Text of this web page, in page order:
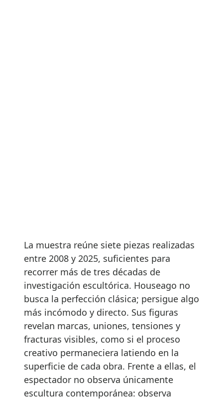
La muestra reúne siete piezas realizadas
entre 2008 y 2025, suficientes para
recorrer más de tres décadas de
investigación escultórica. Houseago no
busca la perfección clásica; persigue algo
más incómodo y directo. Sus figuras
revelan marcas, uniones, tensiones y
fracturas visibles, como si el proceso
creativo permaneciera latiendo en la
superficie de cada obra. Frente a ellas, el
espectador no observa únicamente
escultura contemporánea: observa